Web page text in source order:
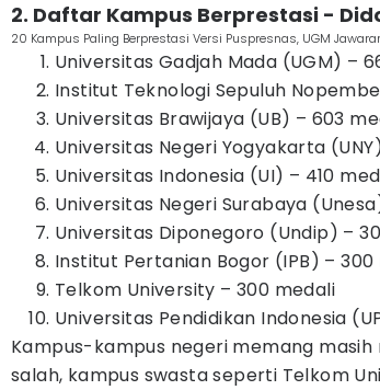
2. Daftar Kampus Berprestasi -
20 Kampus Paling Berprestasi Versi Puspresnas, UGM
Universitas Gadjah Mada (UGM) –
Institut Teknologi Sepuluh
Universitas Brawijaya (UB) – 603
Universitas Negeri Yogyakarta
Universitas Indonesia (UI) – 410
Universitas Negeri Surabaya
Universitas Diponegoro (Undip) –
Institut Pertanian Bogor (IPB) – 300
Telkom University – 300 medali
Universitas Pendidikan Indonesia
Kampus-kampus negeri memang masih
salah, kampus swasta seperti Telkom